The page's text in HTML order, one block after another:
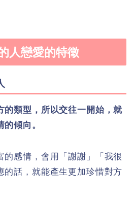
人戀愛的特徵
的類型，所以交往一開始，就
傾向。
的感情，會用「謝謝」「我很
的話，就能產生更加珍惜對方